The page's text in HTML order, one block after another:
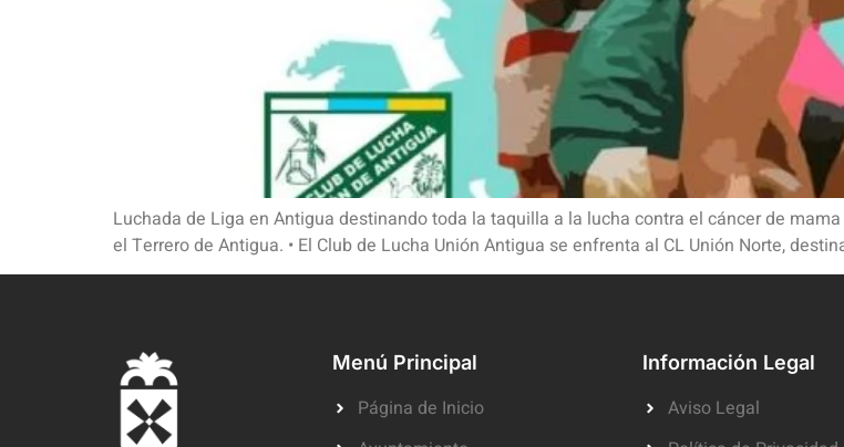
Luchada de Liga en Antigua destinando toda la taquilla a la lucha contra el cáncer de
el Terrero de Antigua. • El Club de Lucha Unión Antigua se enfrenta al CL Unión Norte,
Menú Principal
Página de Inicio
Información Legal
Aviso Legal